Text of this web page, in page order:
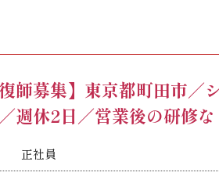
復師募集】東京都町田市／
週休2日／営業後の研修な
正社員